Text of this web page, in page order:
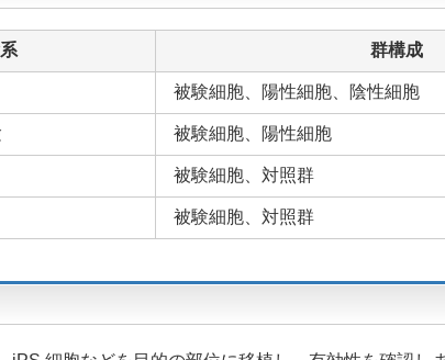
群構成
被験細胞、陽性細胞、陰性細胞
被験細胞、陽性細胞
被験細胞、対照群
被験細胞、対照群